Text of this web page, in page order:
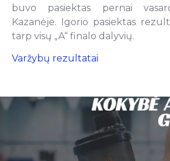
buvo pasiektas pernai
Kazanėje. Igorio pasiektas
tarp visų „A“ finalo dalyvių.
Varžybų rezultatai